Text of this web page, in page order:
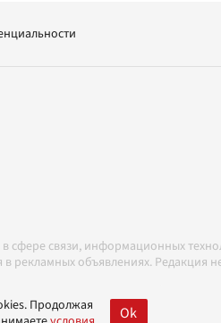
связи, информационных
рекламных объявлениях.
Продолжая
Ok